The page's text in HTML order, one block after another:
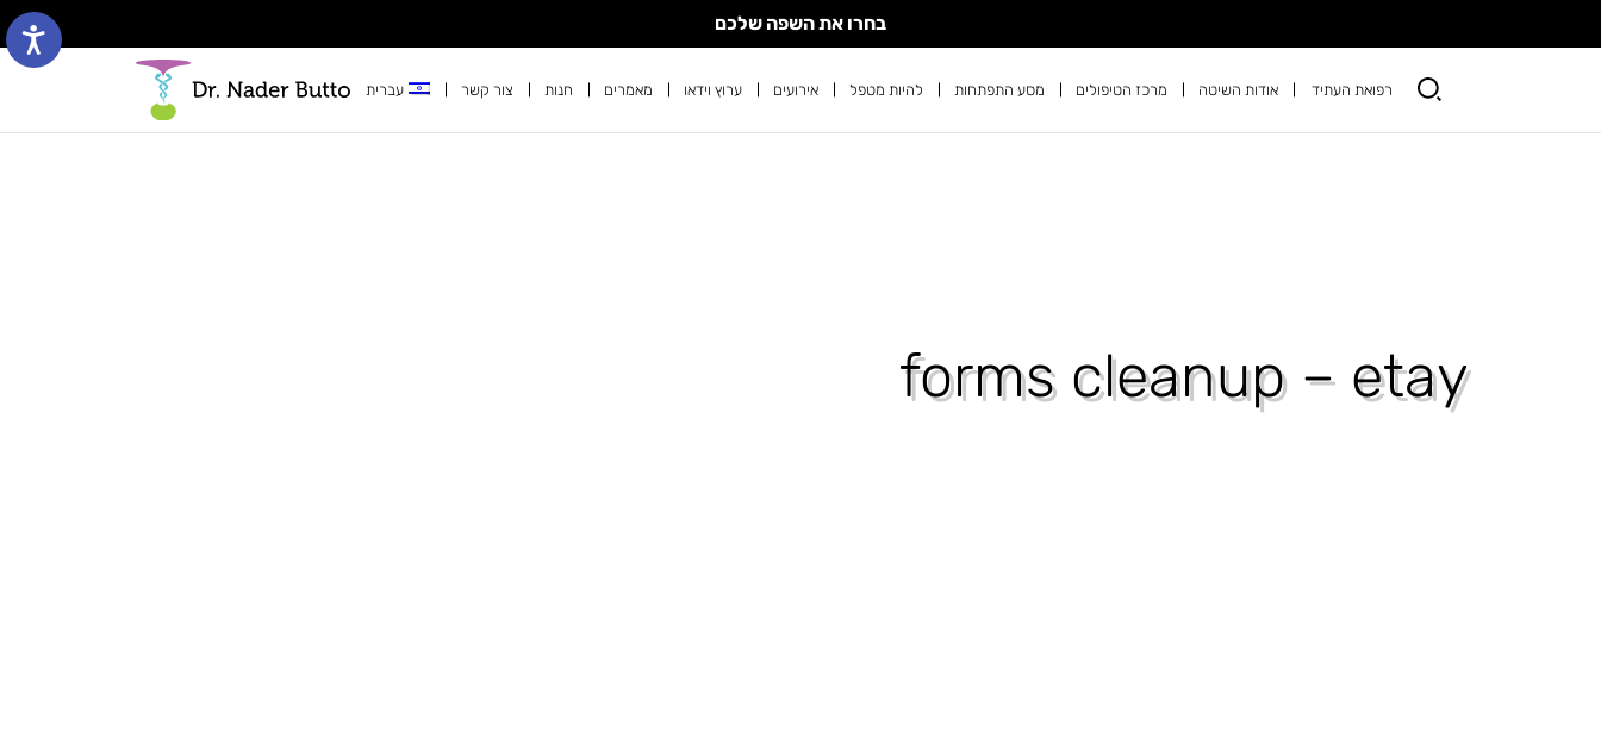
בחרו את השפה שלכם
רפואת העתיד אודות השיטה מרכז הטיפולים מסע התפתחות להיות מטפל אירועים ערוץ וידאו מאמרים חנות צור קשר עברית
forms cleanup – etay